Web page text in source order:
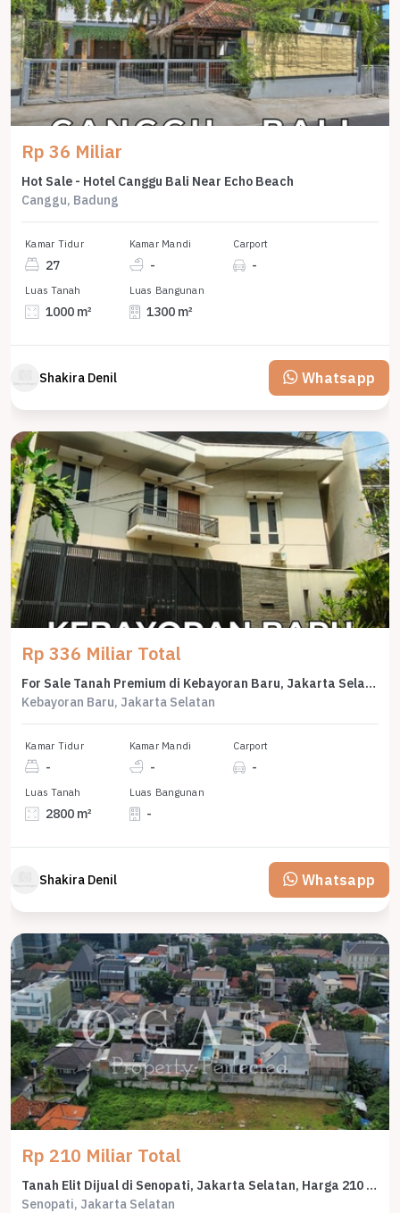
Rp 36 Miliar
Hot Sale - Hotel Canggu Bali Near Echo Beach
Canggu, Badung
Kamar Tidur
27
Kamar Mandi
-
Carport
-
Luas Tanah
1000 m²
Luas Bangunan
1300 m²
Shakira Denil Whatsapp
Rp 336 Miliar Total
For Sale Tanah Premium di Kebayoran Baru, Jakarta Selatan, LT 2800m²
Kebayoran Baru, Jakarta Selatan
Kamar Tidur
-
Kamar Mandi
-
Carport
-
Luas Tanah
2800 m²
Luas Bangunan
-
Shakira Denil Whatsapp
Rp 210 Miliar Total
Tanah Elit Dijual di Senopati, Jakarta Selatan, Harga 210 Miliar
Senopati, Jakarta Selatan